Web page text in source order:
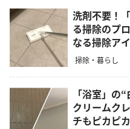
洗剤不要！
る掃除のプ
なる掃除ア
掃除・暮らし
「浴室」の
クリームク
チもピカピカ